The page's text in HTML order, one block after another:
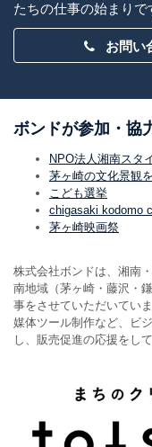
たちの仕事の始まりで
お問い
ボンドが参加・協
NPO法人湘南スタ
茅ヶ崎の文化景観
こども選挙
chigasaki kodomo
茅ヶ崎映画祭
株式会社ボンドは、湘南
南地域（茅ヶ崎・藤沢・
事をさせていただいてい
媒体ツール制作など、ビ
し、販売促進の応援をし